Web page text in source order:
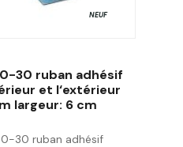
NEUF
30 ruban adhésif
et l‘extérieur
largeur: 6 cm
30 ruban adhésif